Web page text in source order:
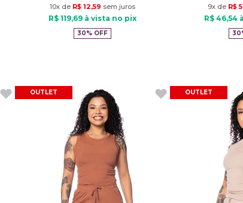
10x de R$ 12,59 sem juros
R$ 119,69 à vista no pix
30% OFF
9x de R$ 5
R$ 46,54
OUTLET OUTLET